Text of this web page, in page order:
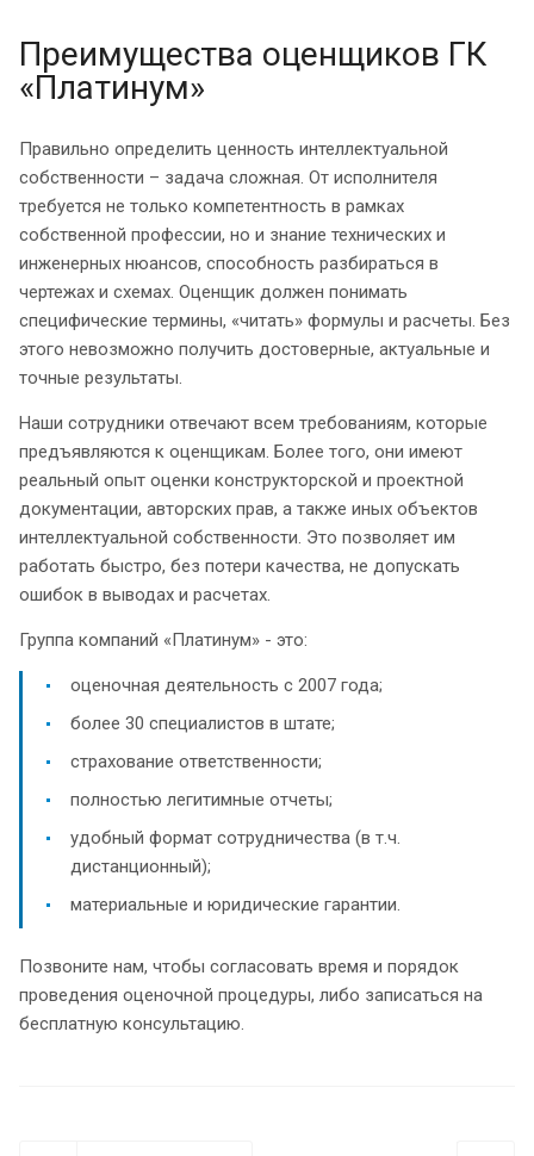
Преимущества оценщиков ГК
«Платинум»
Правильно определить ценность интеллектуальной
собственности – задача сложная. От исполнителя
требуется не только компетентность в рамках
собственной профессии, но и знание технических и
инженерных нюансов, способность разбираться в
чертежах и схемах. Оценщик должен понимать
специфические термины, «читать» формулы и расчеты. Без
этого невозможно получить достоверные, актуальные и
точные результаты.
Наши сотрудники отвечают всем требованиям, которые
предъявляются к оценщикам. Более того, они имеют
реальный опыт оценки конструкторской и проектной
документации, авторских прав, а также иных объектов
интеллектуальной собственности. Это позволяет им
работать быстро, без потери качества, не допускать
ошибок в выводах и расчетах.
Группа компаний «Платинум» - это:
оценочная деятельность с 2007 года;
более 30 специалистов в штате;
страхование ответственности;
полностью легитимные отчеты;
удобный формат сотрудничества (в т.ч.
дистанционный);
материальные и юридические гарантии.
Позвоните нам, чтобы согласовать время и порядок
проведения оценочной процедуры, либо записаться на
бесплатную консультацию.